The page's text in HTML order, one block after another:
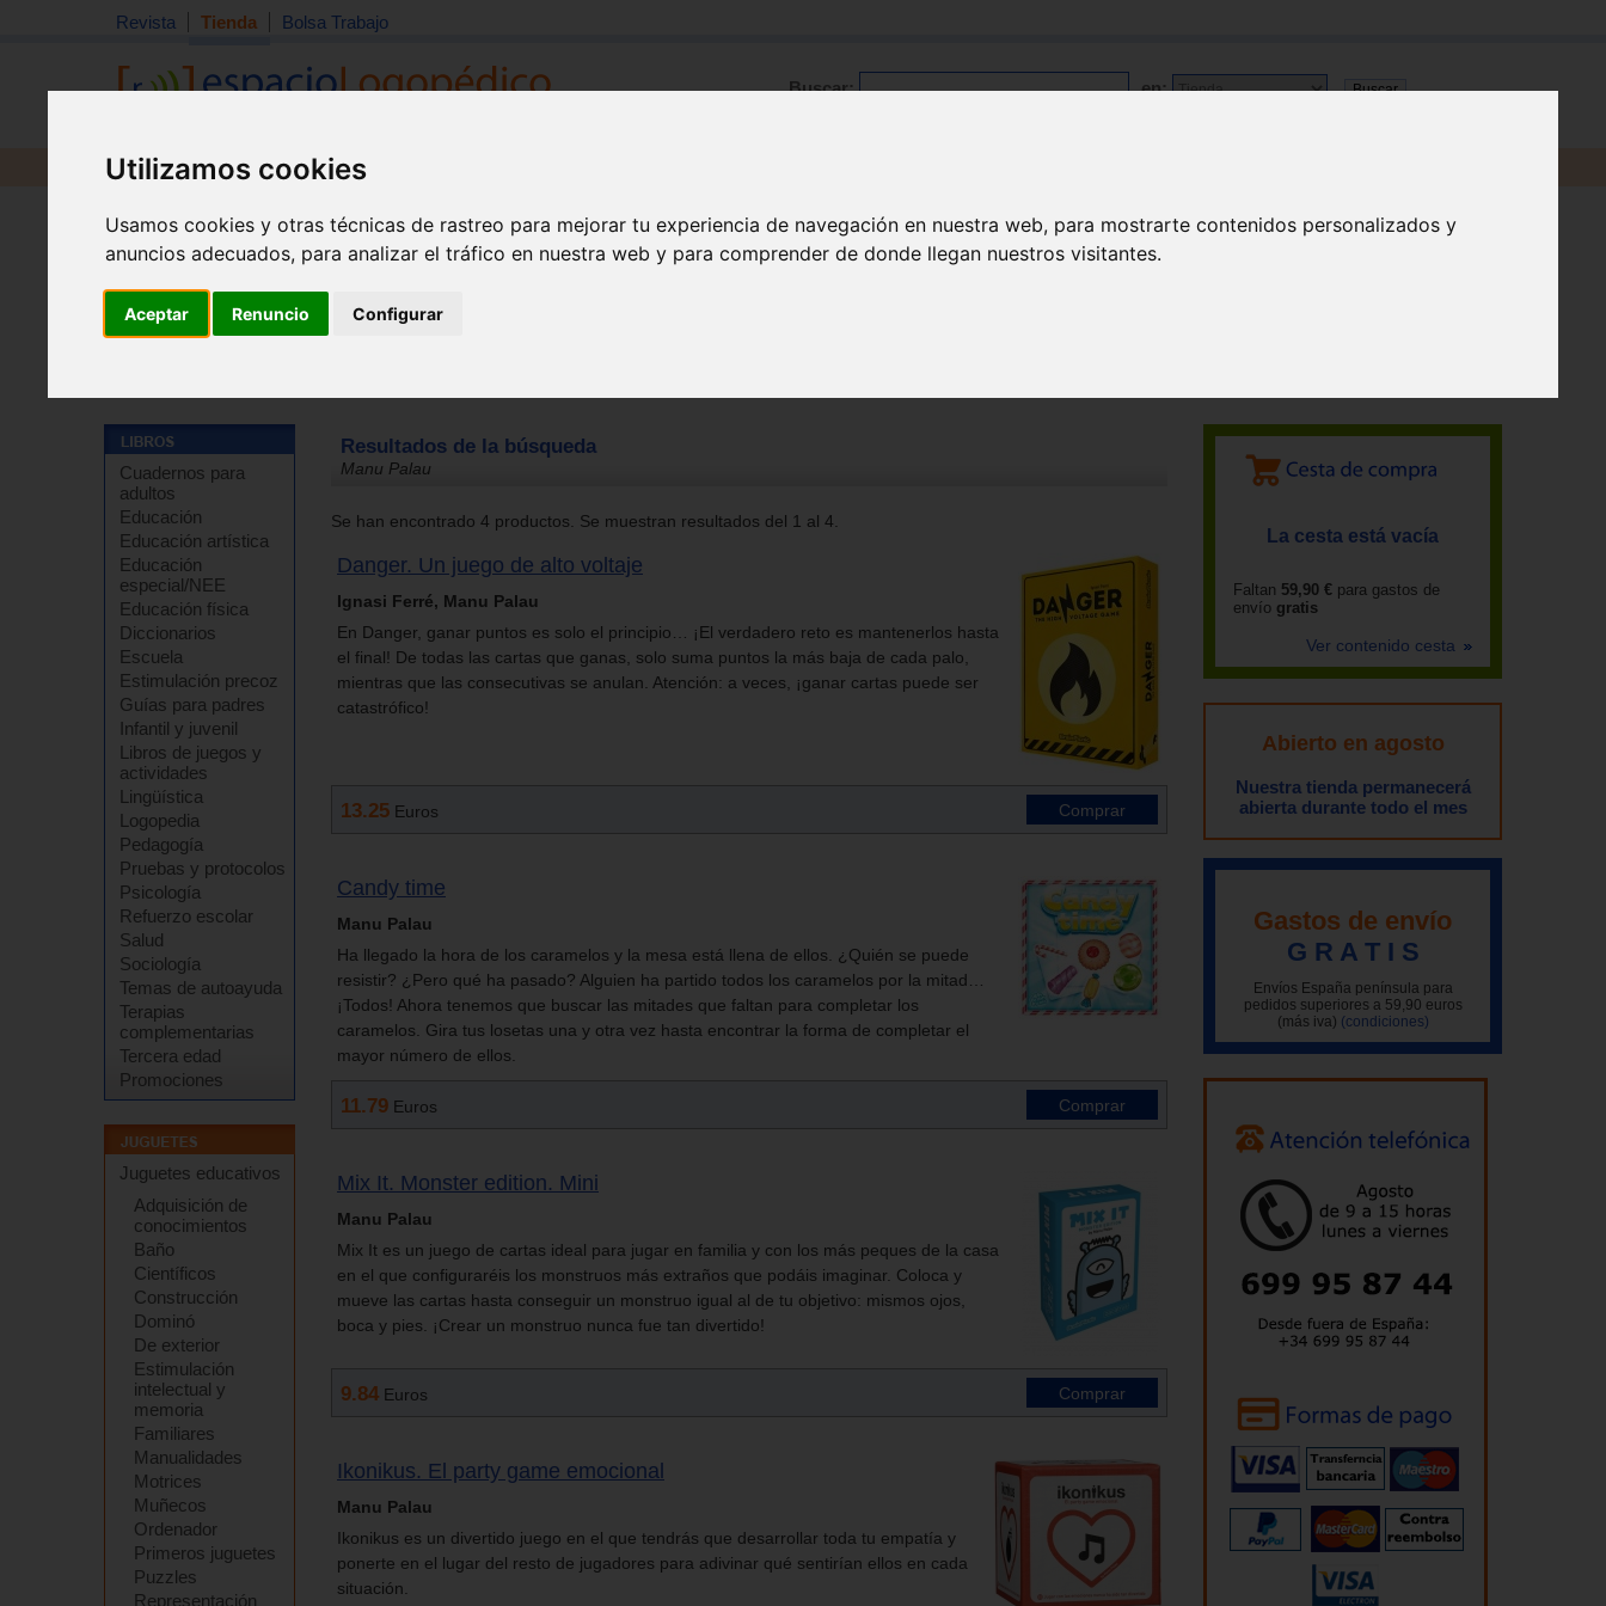
Utilizamos cookies
Usamos cookies y otras técnicas de rastreo para mejorar tu experiencia de navegación en nuestra web, para mostrarte contenidos personalizados y
anuncios adecuados, para analizar el tráfico en nuestra web y para comprender de donde llegan nuestros visitantes.
Aceptar Renuncio Configurar
Revista Tienda Bolsa Trabajo
Buscar: en:
Revista Libros Material
Cuadernos para
adultos
Educación
Educación artística
Educación
especial/NEE
Educación física
Diccionarios
Escuela
Estimulación precoz
Guías para padres
Infantil y juvenil
Libros de juegos y
actividades
Lingüística
Logopedia
Pedagogía
Pruebas y protocolos
Psicología
Refuerzo escolar
Salud
Sociología
Temas de autoayuda
Terapias
complementarias
Tercera edad
Promociones
Juguetes educativos
Adquisición de
conocimientos
Baño
Científicos
Construcción
Dominó
De exterior
Estimulación
intelectual y
memoria
Familiares
Manualidades
Motrices
Muñecos
Ordenador
Primeros juguetes
Puzzles
Representación
Resultados de la búsqueda
Manu Palau
Se han encontrado 4 productos. Se muestran resultados del 1 al 4.
Danger. Un juego de alto voltaje
Ignasi Ferré, Manu Palau
En Danger, ganar puntos es solo el principio… ¡El verdadero reto es mantenerlos hasta
el final! De todas las cartas que ganas, solo suma puntos la más baja de cada palo,
mientras que las consecutivas se anulan. Atención: a veces, ¡ganar cartas puede ser
catastrófico!
13.25 Euros
Candy time
Manu Palau
Ha llegado la hora de los caramelos y la mesa está llena de ellos. ¿Quién se puede
resistir? ¿Pero qué ha pasado? Alguien ha partido todos los caramelos por la mitad…
¡Todos! Ahora tenemos que buscar las mitades que faltan para completar los
caramelos. Gira tus losetas una y otra vez hasta encontrar la forma de completar el
mayor número de ellos.
11.79 Euros
Mix It. Monster edition. Mini
Manu Palau
Mix It es un juego de cartas ideal para jugar en familia y con los más peques de la casa
en el que configuraréis los monstruos más extraños que podáis imaginar. Coloca y
mueve las cartas hasta conseguir un monstruo igual al de tu objetivo: mismos ojos,
boca y pies. ¡Crear un monstruo nunca fue tan divertido!
9.84 Euros
Ikonikus. El party game emocional
Manu Palau
Ikonikus es un divertido juego en el que tendrás que desarrollar toda tu empatía y
ponerte en el lugar del resto de jugadores para adivinar qué sentirían ellos en cada
situación.
La cesta está vacía
Faltan 59,90 € para gastos de
envío gratis
Ver contenido cesta
Abierto en agosto
Nuestra tienda permanecerá
abierta durante todo el mes
Gastos de envío
G R A T I S
Envíos España península para
pedidos superiores a 59,90 euros
(más iva) (condiciones)